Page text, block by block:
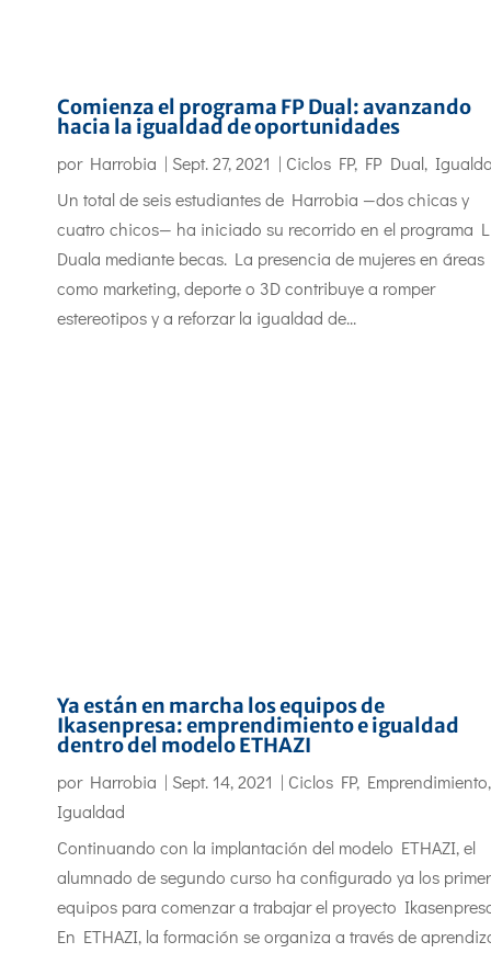
Comienza el programa FP Dual: avanzando
hacia la igualdad de oportunidades
por Harrobia | Sept. 27, 2021 | Ciclos FP, FP Dual,
Un total de seis estudiantes de Harrobia —dos chicas y
cuatro chicos— ha iniciado su recorrido en el programa
Duala mediante becas. La presencia de mujeres en áreas
como marketing, deporte o 3D contribuye a romper
estereotipos y a reforzar la igualdad de...
Ya están en marcha los equipos de
Ikasenpresa: emprendimiento e igualdad
dentro del modelo ETHAZI
por Harrobia | Sept. 14, 2021 | Ciclos FP, Emprendimiento,
Igualdad
Continuando con la implantación del modelo ETHAZI, el
alumnado de segundo curso ha configurado ya los
equipos para comenzar a trabajar el proyecto
En ETHAZI, la formación se organiza a través de